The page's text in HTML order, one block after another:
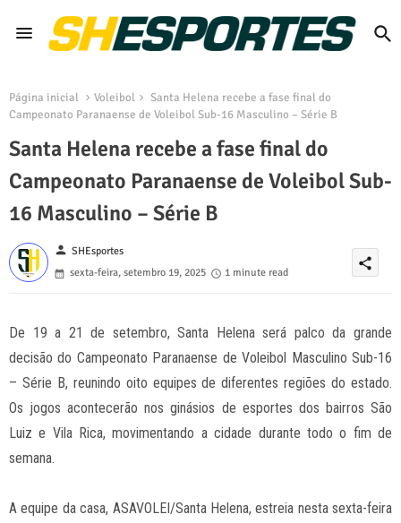
Página inicial Voleibol
Santa Helena recebe a fase final do
Campeonato Paranaense de Voleibol Sub-16 Masculino – Série B
Santa Helena recebe a fase final do
Campeonato Paranaense de Voleibol Sub-
16 Masculino – Série B
person SHEsportes
sexta-feira, setembro 19, 2025
1 minute read
share
De 19 a 21 de setembro, Santa Helena será palco da grande
decisão do Campeonato Paranaense de Voleibol Masculino Sub-16
– Série B, reunindo oito equipes de diferentes regiões do estado.
Os jogos acontecerão nos ginásios de esportes dos bairros São
Luiz e Vila Rica, movimentando a cidade durante todo o fim de
semana.
A equipe da casa, ASAVOLEI/Santa Helena, estreia nesta sexta-feira